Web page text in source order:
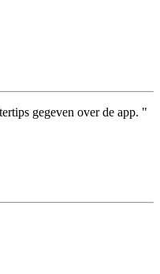
gegeven over de app. "